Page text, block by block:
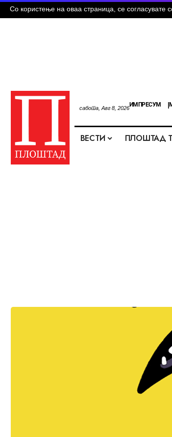
Со користење на оваа страница, се согласувате
сабота, Авг 8, 2026ИМПРЕСУМ
ВЕСТИ ПЛОШТАД